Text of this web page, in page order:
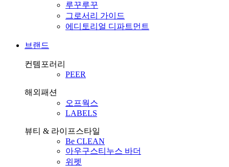
루꾸루꾸
그로서리 가이드
에디토리얼 디파트먼트
브랜드
컨템포러리
PEER
해외패션
오프웍스
LABELS
뷰티 & 라이프스타일
Be CLEAN
아우구스티누스 바더
위펫